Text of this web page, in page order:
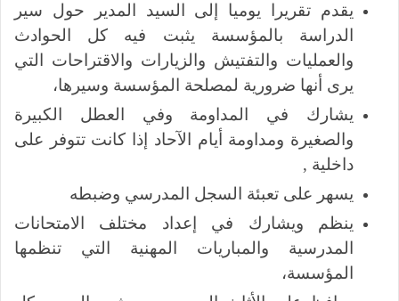
يقدم تقريرا يوميا إلى السيد المدير حول سير
الدراسة بالمؤسسة يثبت فيه كل الحوادث
والعمليات والتفتيش والزيارات والاقتراحات التي
يرى أنها ضرورية لمصلحة المؤسسة وسيرها،
يشارك في المداومة وفي العطل الكبيرة
والصغيرة ومداومة أيام الآحاد إذا كانت تتوفر على
داخلية ,
يسهر على تعبئة السجل المدرسي وضبطه
ينظم ويشارك في إعداد مختلف الامتحانات
المدرسية والمباريات المهنية التي تنظمها
المؤسسة،